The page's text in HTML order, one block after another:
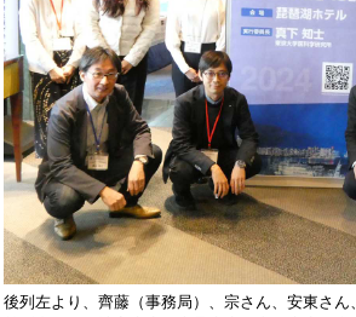
後列左より、齊藤（事務局）、宗さん、安東さ